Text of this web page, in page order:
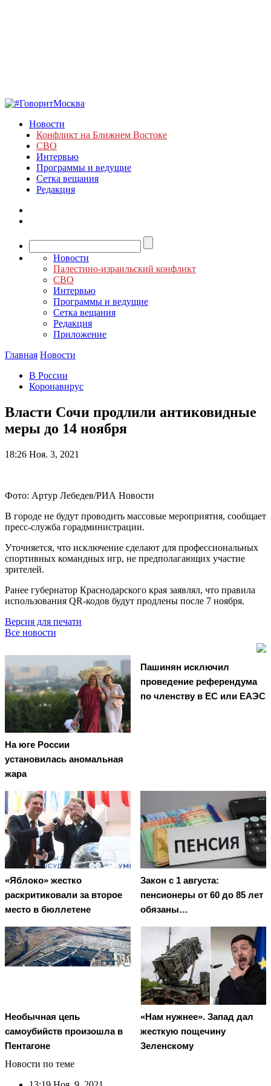
Новости
Конфликт на Ближнем Востоке
СВО
Интервью
Программы и ведущие
Сетка вещания
Редакция
Новости
Палестино-израильский конфликт
СВО
Интервью
Программы и ведущие
Сетка вещания
Редакция
Приложение
Главная Новости
В России
Коронавирус
Власти Сочи продлили антиковидные
меры до 14 ноября
18:26 Ноя. 3, 2021
Фото: Артур Лебедев/РИА Новости
В городе не будут проводить массовые мероприятия, сообщает
пресс-служба горадминистрации.
Уточняется, что исключение сделают для профессиональных
спортивных командных игр, не предполагающих участие
зрителей.
Ранее губернатор Краснодарского края заявлял, что правила
использования QR-кодов будут продлены после 7 ноября.
Версия для печати
Все новости
На юге России
установилась аномальная
жара
Пашинян исключил
проведение референдума
по членству в ЕС или ЕАЭС
«Яблоко» жестко
раскритиковали за второе
место в бюллетене
Закон с 1 августа:
пенсионеры от 60 до 85 лет
обязаны…
Необычная цепь
самоубийств произошла в
Пентагоне
«Нам нужнее». Запад дал
жесткую пощечину
Зеленскому
Новости по теме